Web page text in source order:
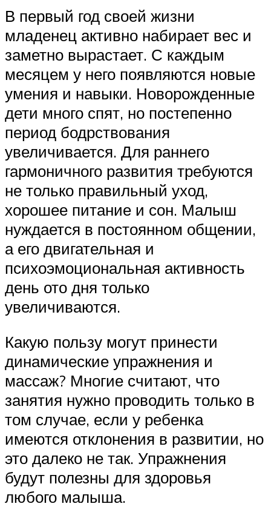
В первый год своей жизни
младенец активно набирает вес и
заметно вырастает. С каждым
месяцем у него появляются новые
умения и навыки. Новорожденные
дети много спят, но постепенно
период бодрствования
увеличивается. Для раннего
гармоничного развития требуются
не только правильный уход,
хорошее питание и сон. Малыш
нуждается в постоянном общении,
а его двигательная и
психоэмоциональная активность
день ото дня только
увеличиваются.
Какую пользу могут принести
динамические упражнения и
массаж? Многие считают, что
занятия нужно проводить только в
том случае, если у ребенка
имеются отклонения в развитии, но
это далеко не так. Упражнения
будут полезны для здоровья
любого малыша.